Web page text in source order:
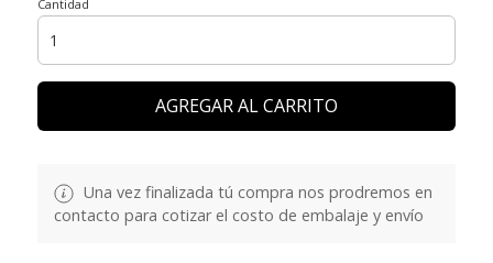
Cantidad
AGREGAR AL CARRITO
Una vez finalizada tú compra nos prodremos en
contacto para cotizar el costo de embalaje y envío